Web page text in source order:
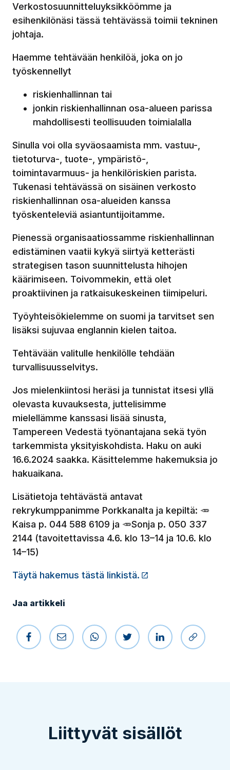
Verkostosuunnitteluyksikköömme ja
esihenkilönäsi tässä tehtävässä toimii tekninen
johtaja.
Haemme tehtävään henkilöä, joka on jo
työskennellyt
riskienhallinnan tai
jonkin riskienhallinnan osa-alueen parissa
mahdollisesti teollisuuden toimialalla
Sinulla voi olla syväosaamista mm. vastuu-,
tietoturva-, tuote-, ympäristö-,
toimintavarmuus- ja henkilöriskien parista.
Tukenasi tehtävässä on sisäinen verkosto
riskienhallinnan osa-alueiden kanssa
työskenteleviä asiantuntijoitamme.
Pienessä organisaatiossamme riskienhallinnan
edistäminen vaatii kykyä siirtyä ketterästi
strategisen tason suunnittelusta hihojen
käärimiseen. Toivommekin, että olet
proaktiivinen ja ratkaisukeskeinen tiimipeluri.
Työyhteisökielemme on suomi ja tarvitset sen
lisäksi sujuvaa englannin kielen taitoa.
Tehtävään valitulle henkilölle tehdään
turvallisuusselvitys.
Jos mielenkiintosi heräsi ja tunnistat itsesi yllä
olevasta kuvauksesta, juttelisimme
mielellämme kanssasi lisää sinusta,
Tampereen Vedestä työnantajana sekä työn
tarkemmista yksityiskohdista. Haku on auki
16.6.2024 saakka. Käsittelemme hakemuksia jo
hakuaikana.
Lisätietoja tehtävästä antavat
rekrykumppanimme Porkkanalta ja kepiltä: 🥕
Kaisa p. 044 588 6109 ja 🥕Sonja p. 050 337
2144 (tavoitettavissa 4.6. klo 13–14 ja 10.6. klo
14–15)
Täytä hakemus tästä linkistä.
Jaa artikkeli
Jaa Facebookissa
Jaa sähköpostilla
Jaa WhatsAppissa
Jaa Twitterissä
Jaa Kopioi
Liittyvät sisällöt